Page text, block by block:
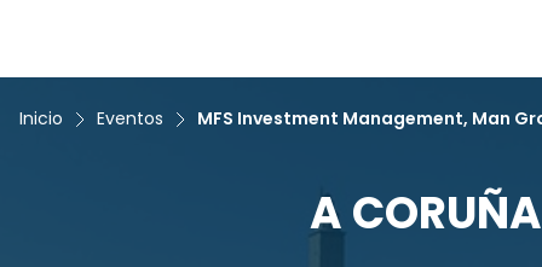
Inicio Eventos MFS Investment Management, Man
A CORUÑA